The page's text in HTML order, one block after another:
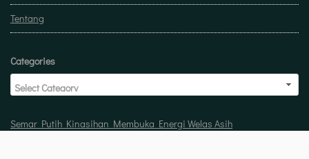
Tentang
Categories
Semar Putih Kinasihan Membuka Energi Welas Asih